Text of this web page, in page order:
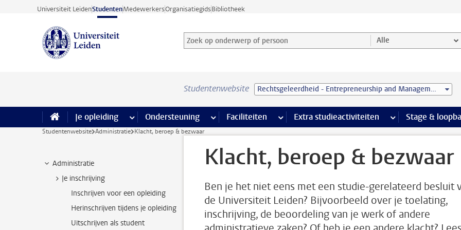
Ga direct naar de inhoud
Universiteit LeidenStudentenMedewerkersOrganisatiegidsBibliotheek
Zoek op onderwerp of persoon en selecteer categorie
Zoekterm Alle
Studentenwebsite Rechtsgeleerdheid - Entrepreneurship and Management (LL.B.)
Je opleiding meer Je opleiding pagina’s
Ondersteuning meer Ondersteuning pagina’s
Faciliteiten meer Faciliteiten pagina’s
Extra studieactiviteiten meer Extra
Stage &
Studentenwebsite Administratie Klacht, beroep & bezwaar
Administratie
Je inschrijving
Inschrijven voor een opleiding
Herinschrijven tijdens je opleiding
Uitschrijven als student
Klacht, beroep & bezwaar
Ben je het niet eens met een studie-gerelateerd besluit
de Universiteit Leiden? Bijvoorbeeld over je toelating,
inschrijving, de beoordeling van je werk of andere